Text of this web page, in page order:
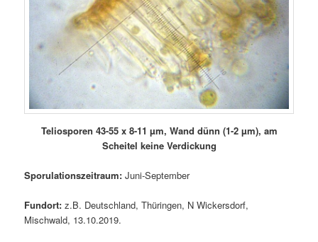
Teliosporen 43-55 x 8-11 µm, Wand dünn (1-2 µm), am
Scheitel keine Verdickung
Sporulationszeitraum: Juni-September
Fundort: z.B. Deutschland, Thüringen, N Wickersdorf,
Mischwald, 13.10.2019.